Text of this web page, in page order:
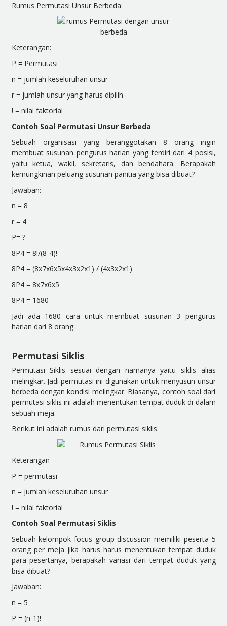
Rumus Permutasi Unsur Berbeda:
Keterangan:
P = Permutasi
n = jumlah keseluruhan unsur
r = jumlah unsur yang harus dipilih
! = nilai faktorial
Contoh Soal Permutasi Unsur Berbeda
Sebuah organisasi yang beranggotakan 8 orang ingin
membuat susunan pengurus harian yang terdiri dari 4 posisi,
yaitu ketua, wakil, sekretaris, dan bendahara. Berapakah
kemungkinan peluang susunan panitia yang bisa dibuat?
Jawaban:
n = 8
r = 4
P= ?
8P4 = 8!/(8-4)!
8P4 = (8x7x6x5x4x3x2x1) / (4x3x2x1)
8P4 = 8x7x6x5
8P4 = 1680
Jadi ada 1680 cara untuk membuat susunan 3 pengurus
harian dari 8 orang.
Permutasi Siklis
Permutasi Siklis sesuai dengan namanya yaitu siklis alias
melingkar. Jadi permutasi ini digunakan untuk menyusun unsur
berbeda dengan kondisi melingkar. Biasanya, contoh soal dari
permutasi siklis ini adalah menentukan tempat duduk di dalam
sebuah meja.
Berikut ini adalah rumus dari permutasi siklis:
Keterangan
P = permutasi
n = jumlah keseluruhan unsur
! = nilai faktorial
Contoh Soal Permutasi Siklis
Sebuah kelompok focus group discussion memiliki peserta 5
orang per meja jika harus harus menentukan tempat duduk
para pesertanya, berapakah variasi dari tempat duduk yang
bisa dibuat?
Jawaban:
n = 5
P = (n-1)!